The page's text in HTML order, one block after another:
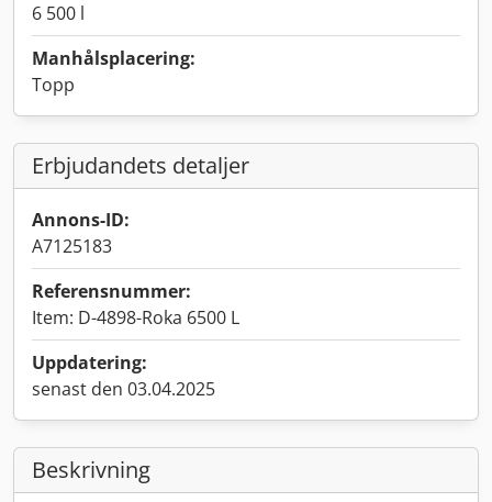
6 500 l
Manhålsplacering:
Topp
Erbjudandets detaljer
Annons-ID:
A7125183
Referensnummer:
Item: D-4898-Roka 6500 L
Uppdatering:
senast den 03.04.2025
Beskrivning